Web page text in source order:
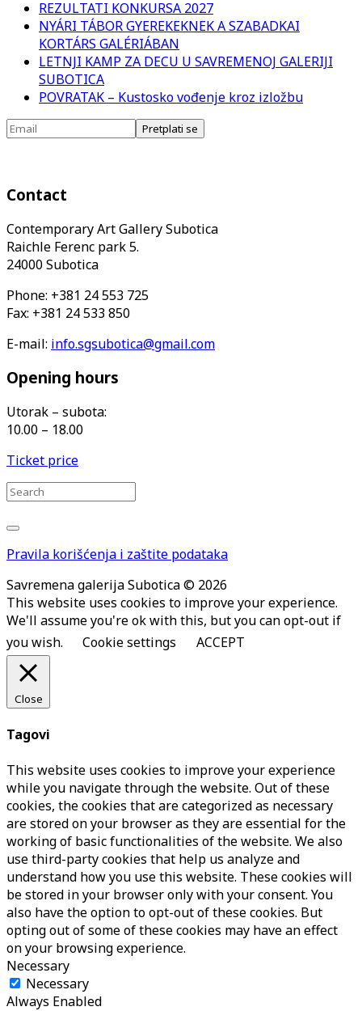
REZULTATI KONKURSA 2027
NYÁRI TÁBOR GYEREKEKNEK A SZABADKAI
KORTÁRS GALÉRIÁBAN
LETNJI KAMP ZA DECU U SAVREMENOJ GALERIJI
SUBOTICA
POVRATAK – Kustosko vođenje kroz izložbu
Contact
Contemporary Art Gallery Subotica
Raichle Ferenc park 5.
24000 Subotica
Phone: +381 24 553 725
Fax: +381 24 533 850
E-mail: info.sgsubotica@gmail.com
Opening hours
Utorak – subota:
10.00 – 18.00
Ticket price
Pravila korišćenja i zaštite podataka
Savremena galerija Subotica © 2026
This website uses cookies to improve your experience.
We'll assume you're ok with this, but you can opt-out if
you wish.
Cookie settings ACCEPT
Close
Tagovi
This website uses cookies to improve your experience
while you navigate through the website. Out of these
cookies, the cookies that are categorized as necessary
are stored on your browser as they are essential for the
working of basic functionalities of the website. We also
use third-party cookies that help us analyze and
understand how you use this website. These cookies will
be stored in your browser only with your consent. You
also have the option to opt-out of these cookies. But
opting out of some of these cookies may have an effect
on your browsing experience.
Necessary
Necessary
Always Enabled